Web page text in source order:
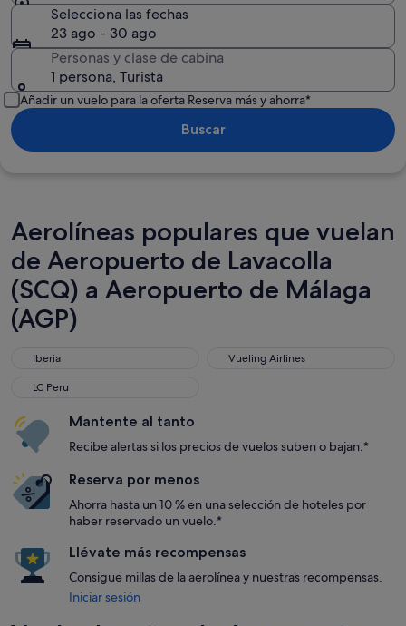
Selecciona las fechas
23 ago - 30 ago
Personas y clase de cabina
1 persona, Turista
Añadir un vuelo para la oferta Reserva más y ahorra*
Buscar
Aerolíneas populares que vuelan
de Aeropuerto de Lavacolla
(SCQ) a Aeropuerto de Málaga
(AGP)
Iberia
Iberia Vueling Airlines
Vueling Airlines
LC Peru
LC Peru
Mantente al tanto
Recibe alertas si los precios de vuelos suben o bajan.*
Reserva por menos
Ahorra hasta un 10 % en una selección de hoteles por
haber reservado un vuelo.*
Llévate más recompensas
Consigue millas de la aerolínea y nuestras recompensas.
Iniciar sesión